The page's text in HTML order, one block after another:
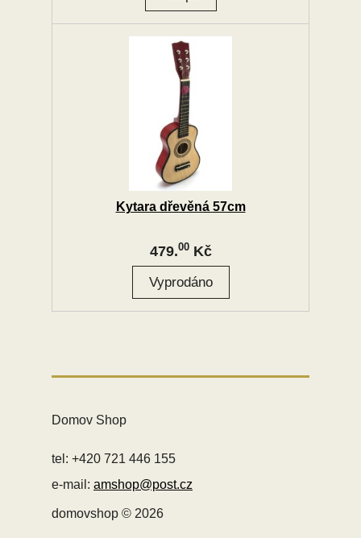
Kytara dřevěná 57cm
479.00Kč
Domov Shop
tel: +420 721 446 155
e-mail: amshop@post.cz
domovshop © 2026